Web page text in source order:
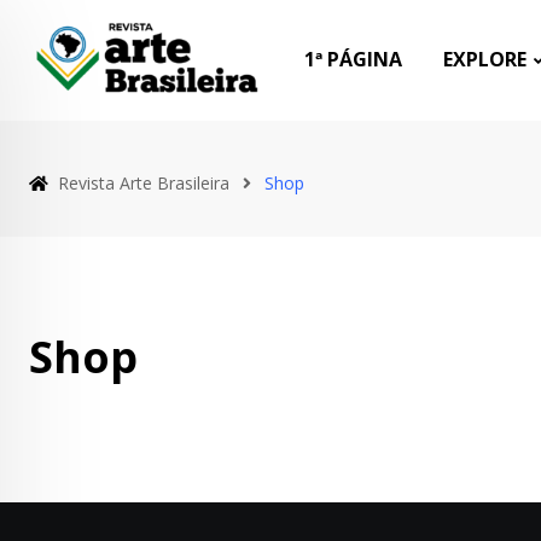
content
1ª PÁGINA EXPLORE
Revista Arte Brasileira Shop
Shop